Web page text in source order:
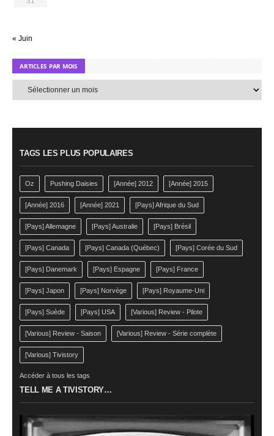
« Juin
ARTICLES PAR MOIS
TAGS LES PLUS POPULAIRES
Oz Pushing Daisies [Année] 2012 [Année] 2015
[Année] 2016 [Année] 2021 [Pays] Afrique du Sud
[Pays] Allemagne [Pays] Australie [Pays] Brésil
[Pays] Canada [Pays] Canada (Québec) [Pays] Corée du Sud
[Pays] Danemark [Pays] Espagne [Pays] France
[Pays] Japon [Pays] Norvège [Pays] Royaume-Uni
[Pays] Suède [Pays] USA [Various] Review - Pilote
[Various] Review - Saison [Various] Review - Série complète
[Various] Tivistory
Accéder à tous les tags
TELL ME A TIVISTORY…